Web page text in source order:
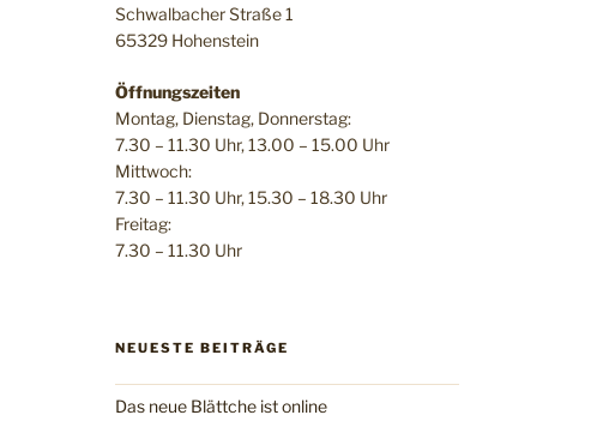
Schwalbacher Straße 1
65329 Hohenstein
Öffnungszeiten
Montag, Dienstag, Donnerstag:
7.30 – 11.30 Uhr, 13.00 – 15.00 Uhr
Mittwoch:
7.30 – 11.30 Uhr, 15.30 – 18.30 Uhr
Freitag:
7.30 – 11.30 Uhr
NEUESTE BEITRÄGE
Das neue Blättche ist online